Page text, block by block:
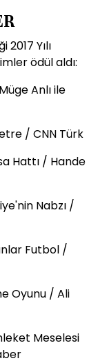
Yılı
ödül aldı:
Anlı ile
/ CNN Türk
Hattı / Hande
Nabzı /
Futbol /
Oyunu / Ali
Meselesi